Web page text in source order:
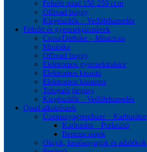
Felnőtt quad 150-250 ccm
Offroad buggy
Kiegészítők – Vedőfelszerelés
Felnőtt és gyermekjárművek
Cross/Dirtbike – Minicross
Minibike
Offroad buggy
Elektromos gyermektraktor
Elektromos kisautó
Elektromos kismotor
Tologató járgány
Kiegészítők – Vedőfelszerelés
Quad alkatrészek
Üzemanyagrendszer – Karburátor
Karburáto – Porlasztó
Benzincsapok
Olajok, kenőanyagok és adalékok